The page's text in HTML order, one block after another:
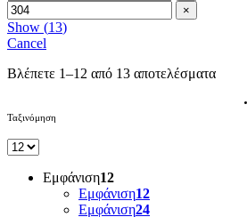
×
Show (13)
Cancel
Βλέπετε 1–12 από 13 αποτελέσματα
Ταξινόμηση
Εμφάνιση12
Εμφάνιση12
Εμφάνιση24